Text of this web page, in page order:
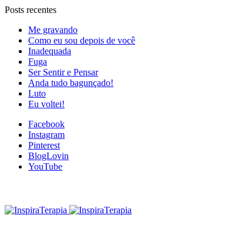
Posts recentes
Me gravando
Como eu sou depois de você
Inadequada
Fuga
Ser Sentir e Pensar
Anda tudo bagunçado!
Luto
Eu voltei!
Facebook
Instagram
Pinterest
BlogLovin
YouTube